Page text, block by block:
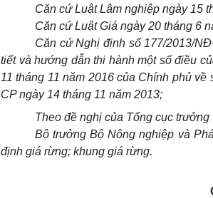
Căn cứ Luật Lâm nghiệp ngày 15
Căn cứ Luật Giá ngày 20 tháng 6
Căn cứ Nghị định số 177/2013/
tiết và hướng dẫn thi hành một số điều
11 tháng 11 năm 2016 của Chính phủ
CP ngày 14 tháng 11 năm 2013;
Theo đề nghị của Tổng cục
Bộ trưởng Bộ Nông nghiệp và
định giá rừng; khung giá rừng.